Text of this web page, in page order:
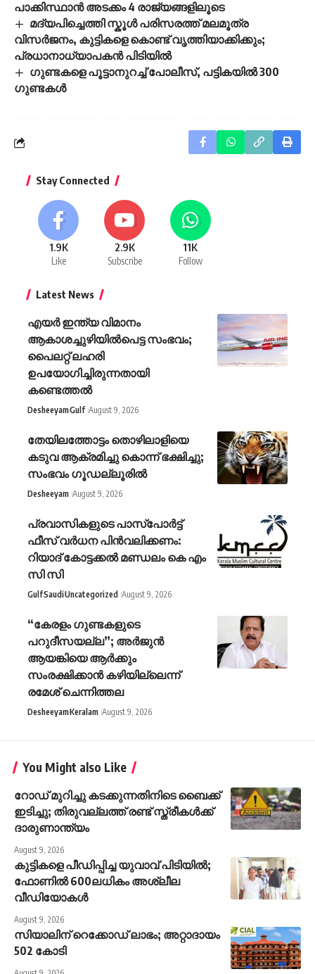
പാക്കിസ്ഥാൻ അടക്കം 4 രാജ്യങ്ങളിലൂടെ
മദ്യപിച്ചെത്തി സ്കൂൾ പരിസരത്ത് മലമൂത്ര
വിസർജനം, കുട്ടികളെ കൊണ്ട് വൃത്തിയാക്കിക്കും;
പ്രധാനാധ്യാപകൻ പിടിയിൽ
ഗുണ്ടകളെ പൂട്ടാനുറച്ച് പോലീസ്, പട്ടികയിൽ 300
ഗുണ്ടകൾ
Stay Connected
1.9K
Like
2.9K
Subscribe
11K
Follow
Latest News
എയര്‍ ഇന്ത്യ വിമാനം
ആകാശച്ചുഴിയില്‍പെട്ട സംഭവം;
പൈലറ്റ് ലഹരി
ഉപയോഗിച്ചിരുന്നതായി
കണ്ടെത്തല്‍
DesheeyamGulf August 9, 2026
തേയിലത്തോട്ടം തൊഴിലാളിയെ
കടുവ ആക്രമിച്ചു കൊന്ന് ഭക്ഷിച്ചു;
സംഭവം ഗൂഡല്ലൂരില്‍
Desheeyam August 9, 2026
പ്രവാസികളുടെ പാസ്പോര്‍ട്ട്
ഫീസ് വര്‍ധന പിന്‍വലിക്കണം:
റിയാദ് കോട്ടക്കല്‍ മണ്ഡലം കെ എം
സി സി
GulfSaudiUncategorized August 9, 2026
“കേരളം ഗുണ്ടകളുടെ
പറുദീസയല്ല”; അർജുൻ
ആയങ്കിയെ ആർക്കും
സംരക്ഷിക്കാൻ കഴിയില്ലെന്ന്
രമേശ് ചെന്നിത്തല
DesheeyamKeralam August 9, 2026
You Might also Like
റോഡ് മുറിച്ചു കടക്കുന്നതിനിടെ ബൈക്ക്
ഇടിച്ചു; തിരുവല്ലത്ത് രണ്ട് സ്ത്രീകള്‍ക്ക്
ദാരുണാന്ത്യം
August 9, 2026
കുട്ടികളെ പീഡിപ്പിച്ച യുവാവ് പിടിയിൽ;
ഫോണിൽ 600ലധികം അശ്ലീല
വീഡിയോകൾ
August 9, 2026
സിയാലിന് റെക്കോഡ് ലാഭം; അറ്റാദായം
502 കോടി